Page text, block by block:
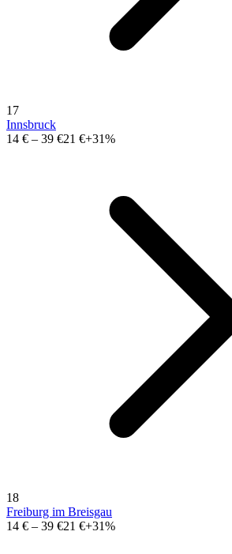
17
Innsbruck
14 € – 39 €21 €+31%
18
Freiburg im Breisgau
14 € – 39 €21 €+31%